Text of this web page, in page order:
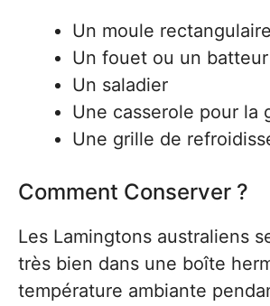
Un moule rectangulaire
Un fouet ou un
Un saladier
Une casserole pour la
Une grille de
Comment Conserver ?
Les Lamingtons australiens
très bien dans une boîte
température ambiante